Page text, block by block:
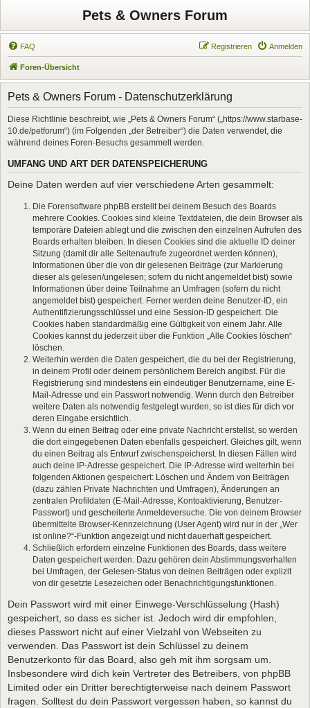
Pets & Owners Forum
FAQ Anmelden
Registrieren
Foren-Übersicht
Pets & Owners Forum - Datenschutzerklärung
Diese Richtlinie beschreibt, wie „Pets & Owners Forum“ („https://www.starbase-
10.de/petforum“) (im Folgenden „der Betreiber“) die Daten verwendet, die
während deines Foren-Besuchs gesammelt werden.
UMFANG UND ART DER DATENSPEICHERUNG
Deine Daten werden auf vier verschiedene Arten gesammelt:
Die Forensoftware phpBB erstellt bei deinem Besuch des Boards
mehrere Cookies. Cookies sind kleine Textdateien, die dein Browser als
temporäre Dateien ablegt und die zwischen den einzelnen Aufrufen des
Boards erhalten bleiben. In diesen Cookies sind die aktuelle ID deiner
Sitzung (damit dir alle Seitenaufrufe zugeordnet werden können),
Informationen über die von dir gelesenen Beiträge (zur Markierung
dieser als gelesen/ungelesen; sofern du nicht angemeldet bist) sowie
Informationen über deine Teilnahme an Umfragen (sofern du nicht
angemeldet bist) gespeichert. Ferner werden deine Benutzer-ID, ein
Authentifizierungsschlüssel und eine Session-ID gespeichert. Die
Cookies haben standardmäßig eine Gültigkeit von einem Jahr. Alle
Cookies kannst du jederzeit über die Funktion „Alle Cookies löschen“
löschen.
Weiterhin werden die Daten gespeichert, die du bei der Registrierung,
in deinem Profil oder deinem persönlichem Bereich angibst. Für die
Registrierung sind mindestens ein eindeutiger Benutzername, eine E-
Mail-Adresse und ein Passwort notwendig. Wenn durch den Betreiber
weitere Daten als notwendig festgelegt wurden, so ist dies für dich vor
deren Eingabe ersichtlich.
Wenn du einen Beitrag oder eine private Nachricht erstellst, so werden
die dort eingegebenen Daten ebenfalls gespeichert. Gleiches gilt, wenn
du einen Beitrag als Entwurf zwischenspeicherst. In diesen Fällen wird
auch deine IP-Adresse gespeichert. Die IP-Adresse wird weiterhin bei
folgenden Aktionen gespeichert: Löschen und Ändern von Beiträgen
(dazu zählen Private Nachrichten und Umfragen), Änderungen an
zentralen Profildaten (E-Mail-Adresse, Kontoaktivierung, Benutzer-
Passwort) und gescheiterte Anmeldeversuche. Die von deinem Browser
übermittelte Browser-Kennzeichnung (User Agent) wird nur in der „Wer
ist online?“-Funktion angezeigt und nicht dauerhaft gespeichert.
Schließlich erfordern einzelne Funktionen des Boards, dass weitere
Daten gespeichert werden. Dazu gehören dein Abstimmungsverhalten
bei Umfragen, der Gelesen-Status von deinen Beiträgen oder explizit
von dir gesetzte Lesezeichen oder Benachrichtigungsfunktionen.
Dein Passwort wird mit einer Einwege-Verschlüsselung (Hash)
gespeichert, so dass es sicher ist. Jedoch wird dir empfohlen,
dieses Passwort nicht auf einer Vielzahl von Webseiten zu
verwenden. Das Passwort ist dein Schlüssel zu deinem
Benutzerkonto für das Board, also geh mit ihm sorgsam um.
Insbesondere wird dich kein Vertreter des Betreibers, von phpBB
Limited oder ein Dritter berechtigterweise nach deinem Passwort
fragen. Solltest du dein Passwort vergessen haben, so kannst du